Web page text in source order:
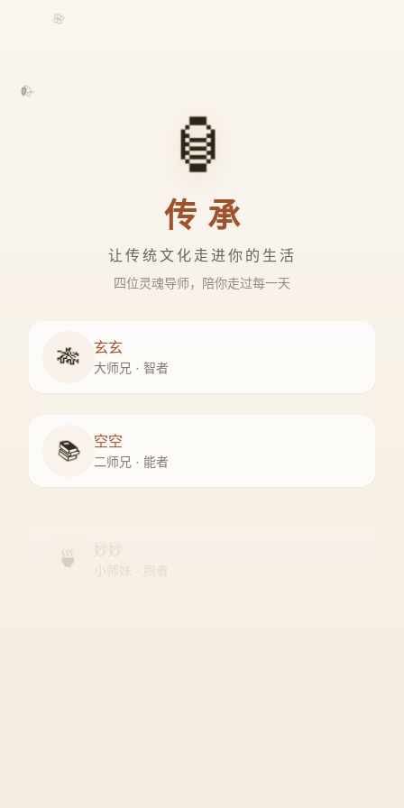
🍃
🌸
🏮
传承
让传统文化走进你的生活
四位灵魂导师，陪你走过每一天
🎋 玄玄
大师兄 · 智者
📚 空空
二师兄 · 能者
🍵 妙妙